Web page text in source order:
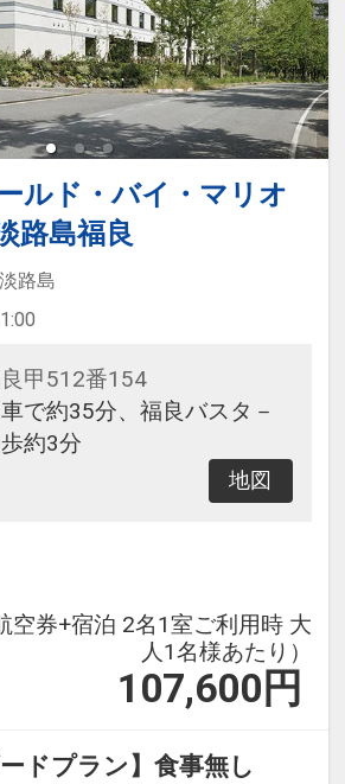
ルド・バイ・マリオ
路島福良
淡路島
甲512番154
で約35分、福良バスタ－
約3分
地図
空券+宿泊 2名1室ご利用時 大
人1名様あたり）
107,600 円
ードプラン】食事無し